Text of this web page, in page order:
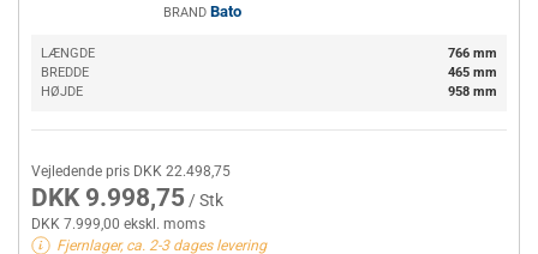
BRAND Bato
LÆNGDE
766 mm
BREDDE
465 mm
HØJDE
958 mm
Vejledende pris DKK 22.498,75
DKK 9.998,75 / Stk
DKK 7.999,00 ekskl. moms
Fjernlager, ca. 2-3 dages levering